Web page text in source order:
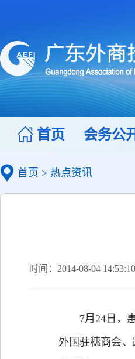
首页 会务公
首页 > 热点资讯
时间：2014-08-04 14:53:10
7月24日，惠
外国驻穗商会